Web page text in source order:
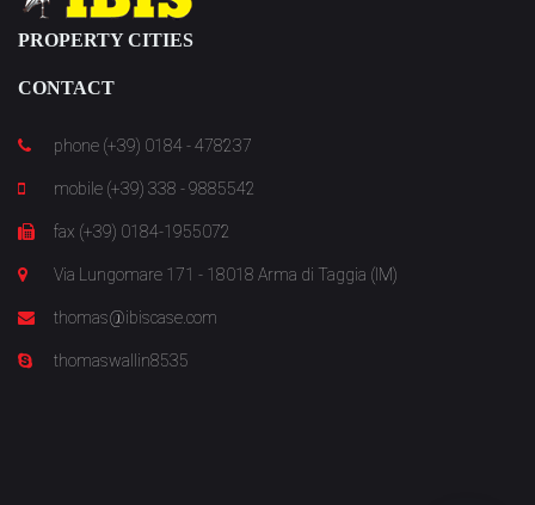
PROPERTY CITIES
CONTACT
phone (+39) 0184 - 478237
mobile (+39) 338 - 9885542
fax (+39) 0184-1955072
Via Lungomare 171 - 18018 Arma di Taggia (IM)
thomas@ibiscase.com
thomaswallin8535